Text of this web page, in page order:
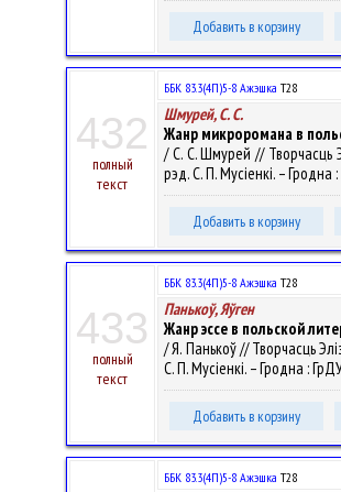
Добавить в корзину
432
полный
текст
ББК 83.3(4П)5-8 Ажэшка Т28
Шмурей, С. С.
Жанр микроромана в
/ С. С. Шмурей // Творчасць
рэд. С. П. Мусіенкі. –
Добавить в корзину
433
полный
текст
ББК 83.3(4П)5-8 Ажэшка Т28
Панькоў, Яўген
Жанр эссе в польской
/ Я. Панькоў // Творчасць
С. П. Мусіенкі. – Гродна :
Добавить в корзину
ББК 83.3(4П)5-8 Ажэшка Т28